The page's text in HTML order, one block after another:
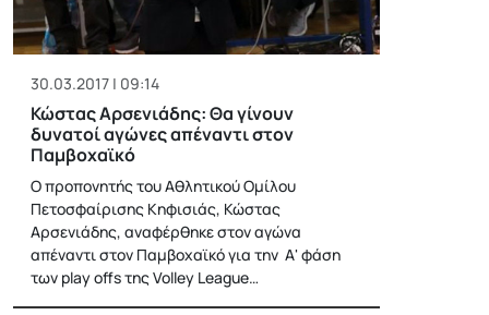
30.03.2017 | 09:14
Κώστας Αρσενιάδης: Θα γίνουν
δυνατοί αγώνες απέναντι στον
Παμβοχαϊκό
Ο προπονητής του Αθλητικού Ομίλου
Πετοσφαίρισης Κηφισιάς, Κώστας
Αρσενιάδης, αναφέρθηκε στον αγώνα
απέναντι στον Παμβοχαϊκό για την Α' φάση
των play offs της Volley League…